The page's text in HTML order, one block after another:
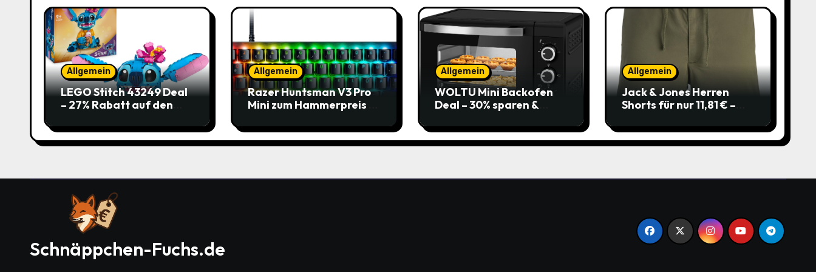
Allgemein
LEGO Stitch 43249 Deal
– 27% Rabatt auf den
Allgemein
Razer Huntsman V3 Pro
Mini zum Hammerpreis –
Allgemein
WOLTU Mini Backofen
Deal – 30% sparen &
Allgemein
Jack & Jones Herren
Shorts für nur 11,81 € –
Schnäppchen-Fuchs.de